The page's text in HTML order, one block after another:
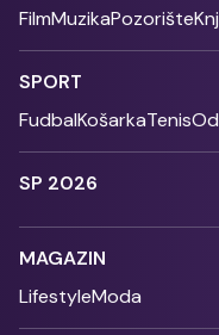
FilmMuzikaPozorište
SPORT
FudbalKošarkaTenis
SP 2026
MAGAZIN
LifestyleModa